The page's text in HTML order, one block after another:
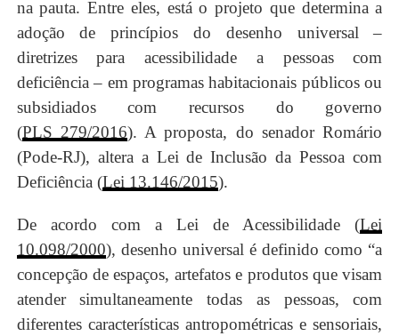
na pauta. Entre eles, está o projeto que determina a
adoção de princípios do desenho universal –
diretrizes para acessibilidade a pessoas com
deficiência – em programas habitacionais públicos ou
subsidiados com recursos do governo
(PLS 279/2016). A proposta, do senador Romário
(Pode-RJ), altera a Lei de Inclusão da Pessoa com
Deficiência (Lei 13.146/2015).
De acordo com a Lei de Acessibilidade (Lei
10.098/2000), desenho universal é definido como “a
concepção de espaços, artefatos e produtos que visam
atender simultaneamente todas as pessoas, com
diferentes características antropométricas e sensoriais,